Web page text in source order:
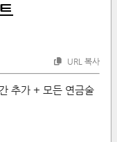
URL 복사
추가 + 모든 연금술